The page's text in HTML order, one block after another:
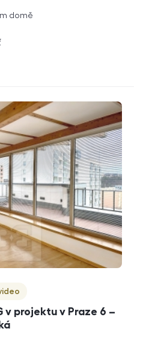
domě
v projektu v Praze 6 –